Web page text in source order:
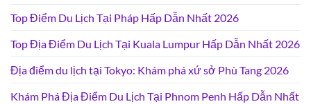
Top Điểm Du Lịch Tại Pháp Hấp Dẫn Nhất 2026
Top Địa Điểm Du Lịch Tại Kuala Lumpur Hấp Dẫn Nhất 2026
Địa điểm du lịch tại Tokyo: Khám phá xứ sở Phù Tang 2026
Khám Phá Địa Điểm Du Lịch Tại Phnom Penh Hấp Dẫn Nhất